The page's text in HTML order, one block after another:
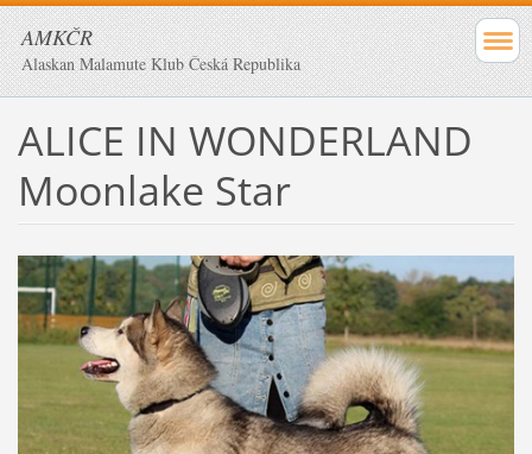
AMKČR
Alaskan Malamute Klub Česká Republika
ALICE IN WONDERLAND
Moonlake Star